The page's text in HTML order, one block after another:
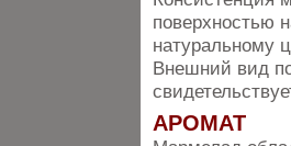
поверхностью
натуральному
Внешний вид
АРОМАТ